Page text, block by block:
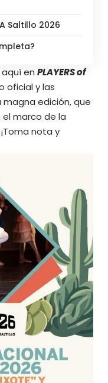
Saltillo 2026
aquí en PLAYERS of
oficial y las
edición, que
el marco de la
nota y